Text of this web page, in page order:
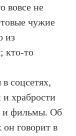
вовсе не
чужие
из
кто-то
соцсетях,
и храбрости
и фильмы. Об
говорит в